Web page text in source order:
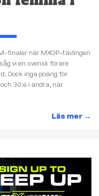
när MXGP–tävlingen
vi en svensk förare
Dock inga poäng för
30:e i andra, när
Läs mer →